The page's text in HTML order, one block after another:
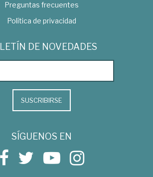
Preguntas frecuentes
Política de privacidad
DE NOVEDADES
SUSCRIBIRSE
SÍGUENOS EN